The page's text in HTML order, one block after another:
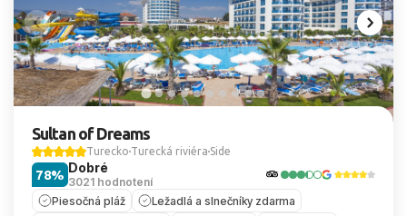
Sultan of Dreams
Turecko Turecká riviéra Side
Dobré
3021 hodnotení
78%
Piesočná pláž
Ležadlá a slnečníky zdarma